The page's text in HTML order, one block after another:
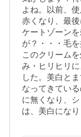
よね。以前、
赤くなり、最
ケートゾーン
が？・・・毛
このクリーム
み・ヒリヒリ
した。美白と
なってきてい
に無くなり、